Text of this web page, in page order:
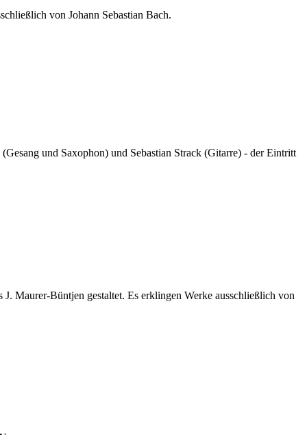
von Johann Sebastian Bach.
und Saxophon) und Sebastian Strack (Gitarre) - der Eintritt
Maurer-Büntjen gestaltet. Es erklingen Werke ausschließlich von